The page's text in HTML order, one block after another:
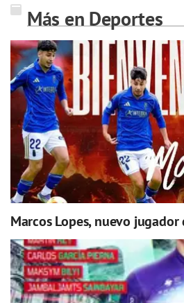
Más en Deportes
Marcos Lopes, nuevo jugador